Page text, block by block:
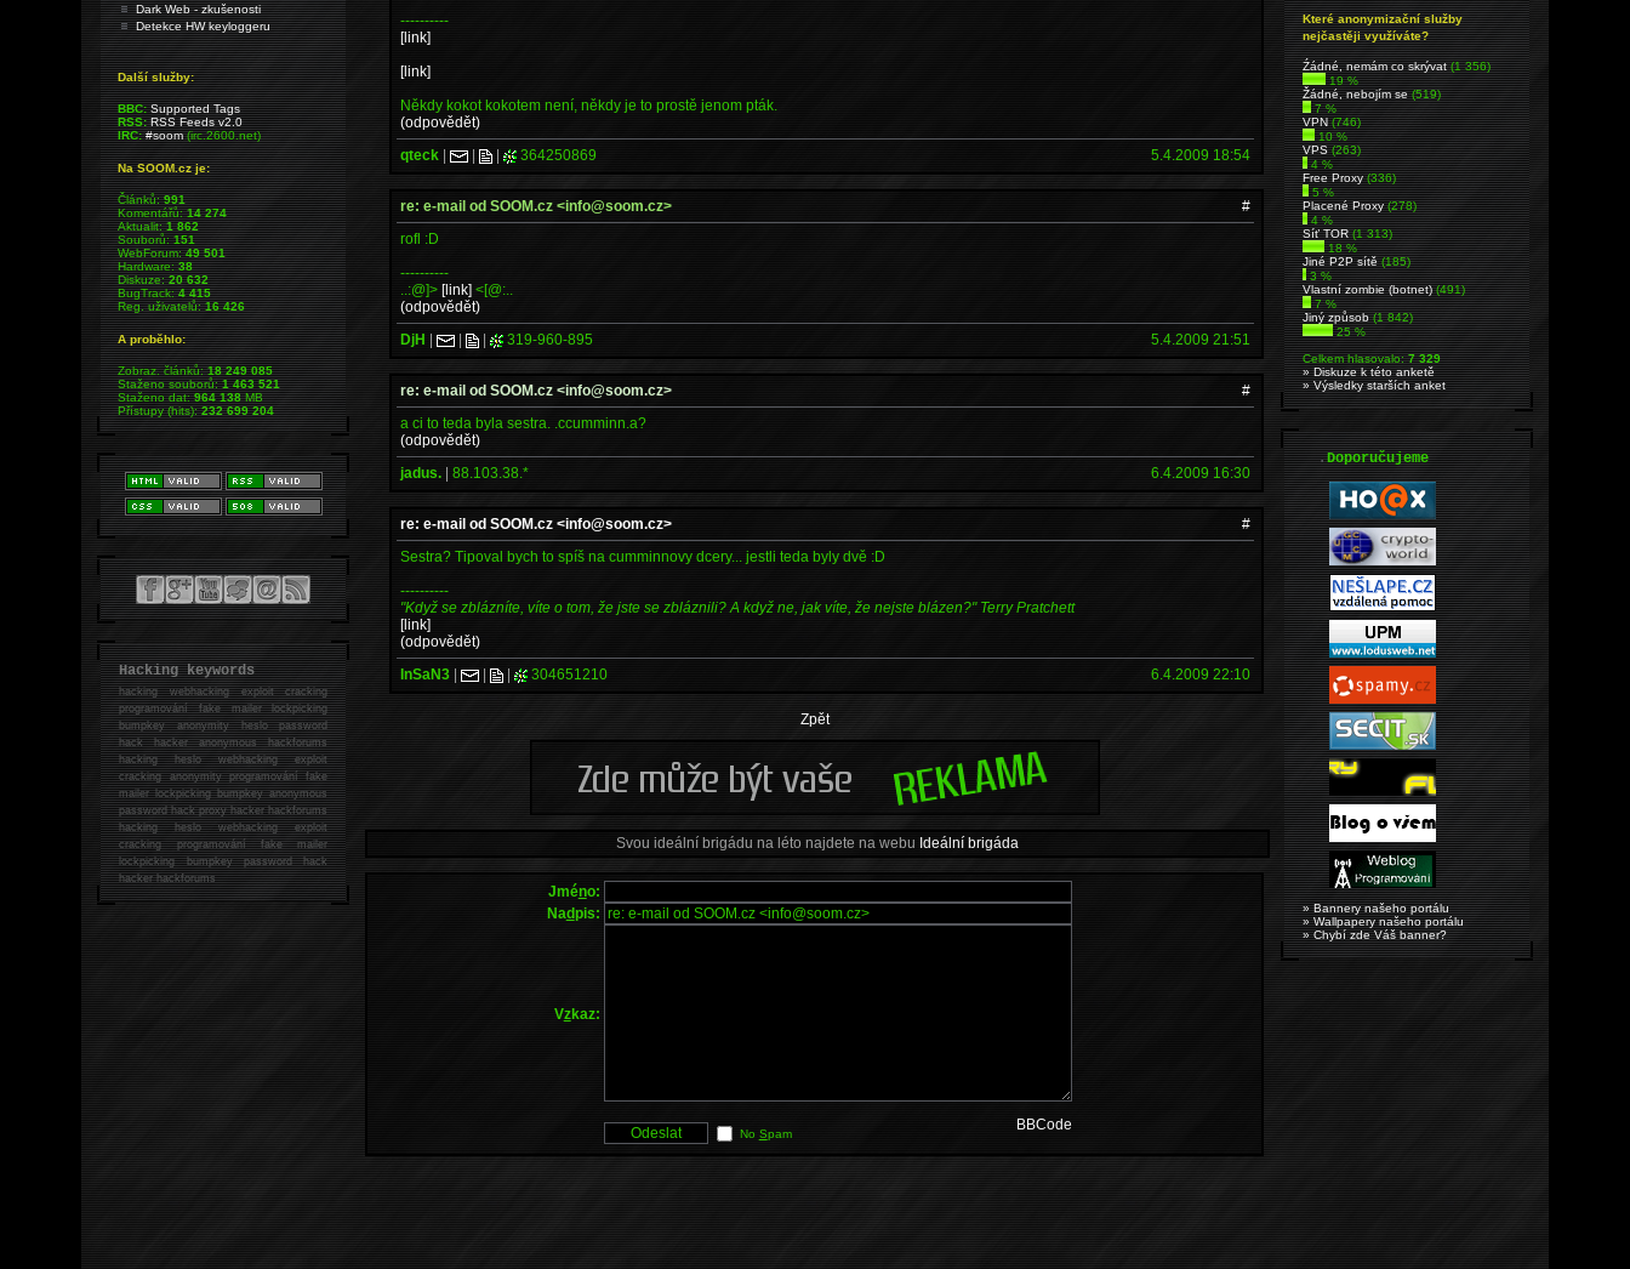
----------
[link]
[link]
Někdy kokot kokotem není, někdy je to prostě jenom pták.
(odpovědět)
qteck | | | 364250869 5.4.2009 18:54
re: e-mail od SOOM.cz <info@soom.cz>
#
rofl :D
----------
..:@]>[link] <[@:..
(odpovědět)
DjH | | | 319-960-895 5.4.2009 21:51
re: e-mail od SOOM.cz <info@soom.cz>
#
a ci to teda byla sestra. .ccumminn.a?
(odpovědět)
jadus. |88.103.38.* 6.4.2009 16:30
re: e-mail od SOOM.cz <info@soom.cz>
#
Sestra? Tipoval bych to spíš na cumminnovy dcery... jestli teda byly dvě :D
----------
"Když se zblázníte, víte o tom, že jste se zbláznili? A když ne, jak víte, že nejste blázen?" Terry Pratchett
[link]
(odpovědět)
InSaN3 | | | 304651210 6.4.2009 22:10
Zpět
Svou ideální brigádu na léto najdete na webu Ideální brigáda
Jméno:
Nadpis:
Vzkaz:
No Spam
BBCode
Dark Web - zkušenosti
Detekce HW keyloggeru
Další služby:
BBC: Supported Tags
RSS: RSS Feeds v2.0
IRC: #soom(irc.2600.net)
Na SOOM.cz je:
Článků:991
Komentářů:14 274
Aktualit:1 862
Souborů:151
WebForum:49 501
Hardware:38
Diskuze:20 632
BugTrack:4 415
Reg. uživatelů:16 426
A proběhlo:
Zobraz. článků:18 249 085
Staženo souborů:1 463 521
Staženo dat:964 138MB
Přístupy (hits):232 699 204
Hacking keywords
hackingwebhacking exploit cracking
programování fake mailer lockpicking
bumpkey anonymity heslo password
hackhacker anonymous hackforums
hackingheslo webhacking exploit
cracking anonymity programování fake
mailer lockpicking bumpkey anonymous
password hack proxy hacker hackforums
hacking heslo webhacking exploit
cracking programování fake mailer
lockpicking bumpkey password hack
hackerhackforums
Které anonymizační služby
nejčastěji využíváte?
Źádné, nemám co skrývat(1 356)
19 %
Žádné, nebojím se(519)
7 %
VPN(746)
10 %
VPS(263)
4 %
Free Proxy(336)
5 %
Placené Proxy(278)
4 %
Síť TOR(1 313)
18 %
Jiné P2P sítě(185)
3 %
Vlastní zombie (botnet)(491)
7 %
Jiný způsob(1 842)
25 %
Celkem hlasovalo:7 329
» Diskuze k této anketě
» Výsledky starších anket
.Doporučujeme
» Bannery našeho portálu
» Wallpapery našeho portálu
» Chybí zde Váš banner?